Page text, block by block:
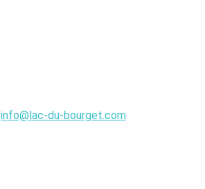
info@lac-du-bourget.com